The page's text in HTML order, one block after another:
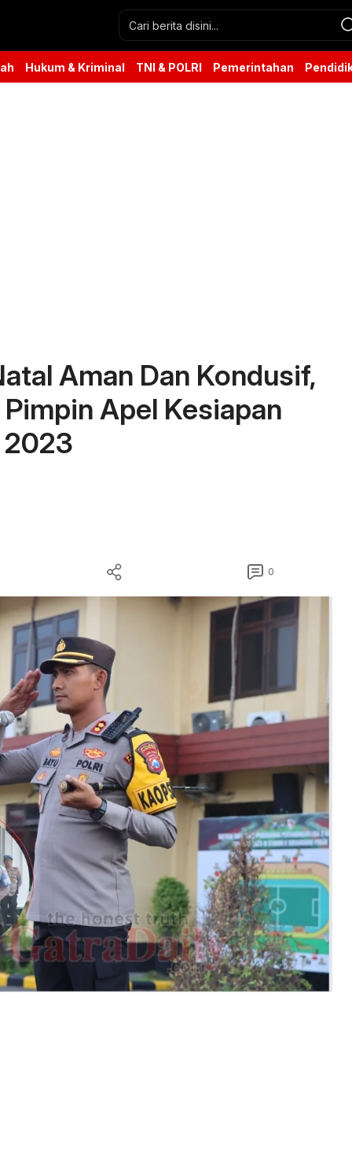
Hukum & Kriminal TNI & POLRI Pemerintahan
Aman Dan Kondusif,
Apel Kesiapan
2023
0